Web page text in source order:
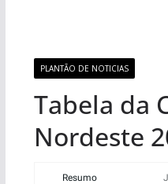
PLANTÃO DE NOTICIAS
Tabela da
Nordeste
Resumo